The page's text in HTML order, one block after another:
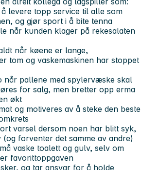
levere topp service til alle som
og gjør sport i å bite tenna
når kunden klager på rekesalaten
når køene er lange,
tom og vaskemaskinen har stoppet
når pallene med spylervæske skal
for salg, men bretter opp erma
økt
og motiveres av å steke den beste
varsel dersom noen har blitt syk,
forventer det samme av andre)
vaske toalett og gulv, selv om
favorittoppgaven
og tar ansvar for å holde